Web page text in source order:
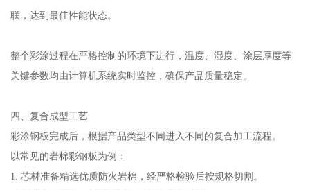
联，达到最佳性能状态。
整个彩涂过程在严格控制的环境下进行，温度、湿度、涂层厚度等
关键参数均由计算机系统实时监控，确保产品质量稳定。
四、复合成型工艺
彩涂钢板完成后，根据产品类型不同进入不同的复合加工流程。
以常见的岩棉彩钢板为例：
1. 芯材准备精选优质防火岩棉，经严格检验后按规格切割。